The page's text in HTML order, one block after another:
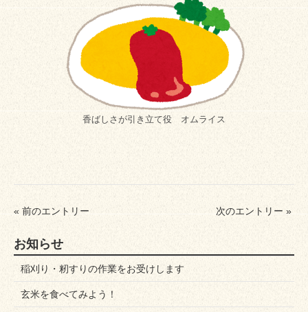
香ばしさが引き立て役 オムライス
« 前のエントリー 次のエントリー »
お知らせ
稲刈り・籾すりの作業をお受けします
玄米を食べてみよう！